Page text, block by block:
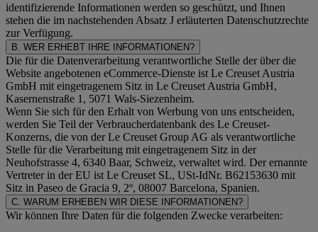
identifizierende Informationen werden so geschützt, und Ihnen
stehen die im nachstehenden Absatz J erläuterten Datenschutzrechte
zur Verfügung.
B. WER ERHEBT IHRE INFORMATIONEN?
Die für die Datenverarbeitung verantwortliche Stelle der über die
Website angebotenen eCommerce-Dienste ist Le Creuset Austria
GmbH mit eingetragenem Sitz in Le Creuset Austria GmbH,
Kasernenstraße 1, 5071 Wals-Siezenheim.
Wenn Sie sich für den Erhalt von Werbung von uns entscheiden,
werden Sie Teil der Verbraucherdatenbank des Le Creuset-
Konzerns, die von der Le Creuset Group AG als verantwortliche
Stelle für die Verarbeitung mit eingetragenem Sitz in der
Neuhofstrasse 4, 6340 Baar, Schweiz, verwaltet wird. Der ernannte
Vertreter in der EU ist Le Creuset SL, USt-IdNr. B62153630 mit
Sitz in Paseo de Gracia 9, 2º, 08007 Barcelona, Spanien.
C. WARUM ERHEBEN WIR DIESE INFORMATIONEN?
Wir können Ihre Daten für die folgenden Zwecke verarbeiten: